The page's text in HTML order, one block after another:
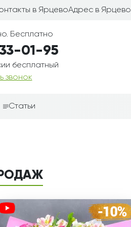
в ЯрцевоАдрес в Ярцево
Бесплатно
01-95
бесплатный
звонок
Статьи